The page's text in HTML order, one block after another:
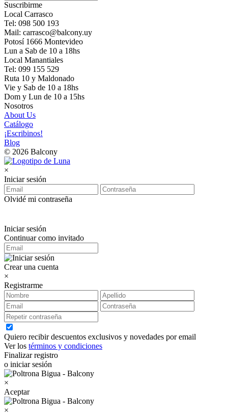
Suscribirme
Local Carrasco
Tel: 098 500 193
Mail: carrasco@balcony.uy
Potosí 1666 Montevideo
Lun a Sab de 10 a 18hs
Local Manantiales
Tel: 099 155 529
Ruta 10 y Maldonado
Vie y Sab de 10 a 18hs
Dom y Lun de 10 a 15hs
Nosotros
About Us
Catálogo
¡Escribinos!
Blog
© 2026 Balcony
×
Iniciar sesión
Olvidé mi contraseña
Iniciar sesión
Continuar como invitado
Crear una cuenta
×
Registrarme
Quiero recibir descuentos exclusivos y novedades por email
Ver los términos y condiciones
Finalizar registro
o iniciar sesión
×
Aceptar
×